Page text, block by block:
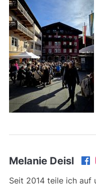
Melanie Deisl
Seit 2014 teile ich auf